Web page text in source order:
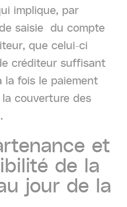
implique, par
saisie du compte
que celui-ci
créditeur suffisant
la fois le paiement
couverture des
et
de la
jour de la